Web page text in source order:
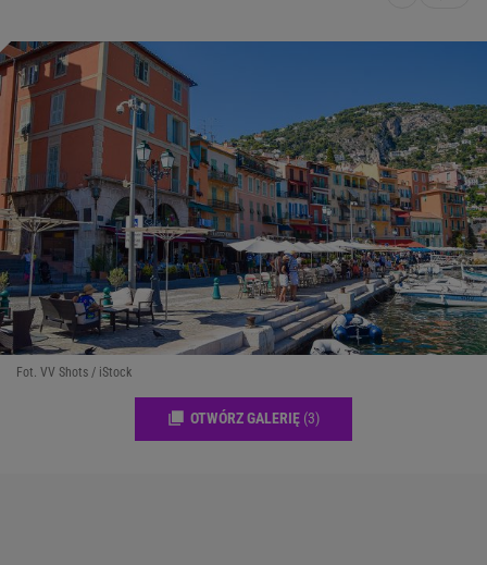
Fot. VV Shots / iStock
OTWÓRZ GALERIĘ (3)